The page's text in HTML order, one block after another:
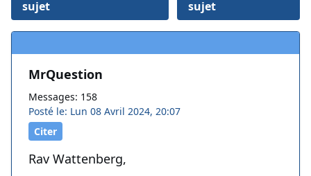
sujet
sujet
MrQuestion
Messages: 158
Posté le: Lun 08 Avril 2024, 20:07
Citer
Rav Wattenberg,